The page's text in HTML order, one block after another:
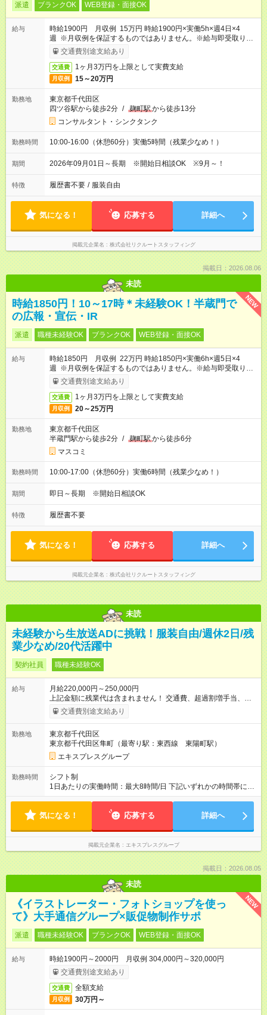
派遣 ブランクOK WEB登録・面接OK
給与
時給1900円 月収例 15万円 時給1900円×実働5h×週4日×4
週 ※月収例を保証するものではありません。※給与即受取りサ
ービス利用可（利用条件有）
交通費別途支給あり
交通費 1ヶ月3万円を上限として実費支給
月収例 15～20万円
勤務地
東京都千代田区
四ツ谷駅から徒歩2分 / 麹町駅から徒歩13分
コンサルタント・シンクタンク
勤務時間 10:00-16:00（休憩60分）実働5時間（残業少なめ！）
期間 2026年09月01日～長期 ※開始日相談OK ※9月～！
特徴 履歴書不要 / 服装自由
気になる！ 応募する 詳細へ
掲載元企業名 株式会社リクルートスタッフィング
掲載日：2026.08.06
未読
NEW
時給1850円！10～17時＊未経験OK！半蔵門で
の広報・宣伝・IR
派遣 職種未経験OK ブランクOK WEB登録・面接OK
給与
時給1850円 月収例 22万円 時給1850円×実働6h×週5日×4
週 ※月収例を保証するものではありません。※給与即受取りサ
ービス利用可（利用条件有）
交通費別途支給あり
交通費 1ヶ月3万円を上限として実費支給
月収例 20～25万円
勤務地
東京都千代田区
半蔵門駅から徒歩2分 / 麹町駅から徒歩6分
マスコミ
勤務時間 10:00-17:00（休憩60分）実働6時間（残業少なめ！）
期間 即日～長期 ※開始日相談OK
特徴 履歴書不要
気になる！ 応募する 詳細へ
掲載元企業名 株式会社リクルートスタッフィング
未読
未経験から生放送ADに挑戦！服装自由/週休2日/残
業少なめ/20代活躍中
契約社員 職種未経験OK
給与
月給220,000円～250,000円
上記金額に残業代は含まれません！ 交通費、超過割増手当、深
夜割増手当 別途支給 ※試用期間は3ヶ月で、その期間は日給
10,000円。その他待遇に変更はありません 月の平均残業時間は
【試用期間】試用期間あり 試用期間の長さ：3ヶ月 ※ 雇用形態
と給与に、本採用時と異なる部分があります。 雇用形態：本採
用時と同じです。 給与：日給 10,000円 ～ 10,000円 試用期間3
ヶ月で、その間は日給での支給。その他待遇に変更はありませ
ん。 交通費、残業手当、深夜手当は別途支給
交通費別途支給あり
勤務地
東京都千代田区
東京都千代田区隼町（最寄り駅：東西線 東陽町駅）
エキスプレスグループ
勤務時間
シフト制
1日あたりの実働時間：最大8時間/日 下記いずれかの時間帯にて
稼働。 (1)5:30-14:30 (2)7:30-16:30 (3)13:30-22:30 (4)15:30-
整しています。 ※希望休あり。
気になる！ 応募する 詳細へ
掲載元企業名 エキスプレスグループ
掲載日：2026.08.05
未読
NEW
《イラストレーター・フォトショップを使っ
て》大手通信グループ×販促物制作サポ
派遣 職種未経験OK ブランクOK WEB登録・面接OK
給与
時給1900円～2000円 月収例 304,000円～320,000円
交通費別途支給あり
交通費 全額支給
月収例 30万円～